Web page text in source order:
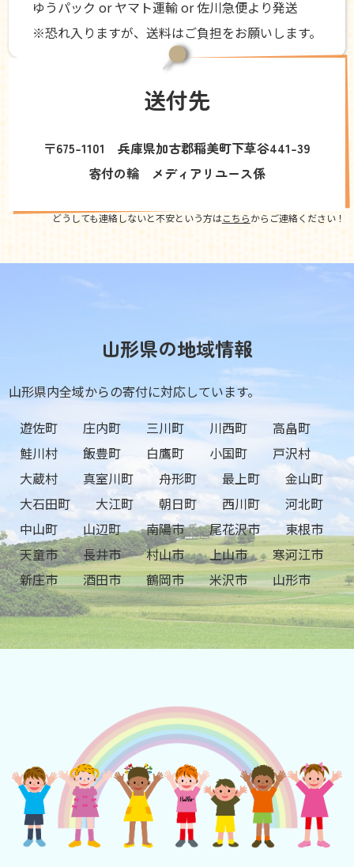
ゆうパック or ヤマト運輸 or 佐川急便より発送
※恐れ入りますが、送料はご負担をお願いします。
送付先
〒675-1101 兵庫県加古郡稲美町下草谷441-39
寄付の輪 メディアリユース係
どうしても連絡しないと不安という方はこちらからご連絡ください！
山形県の地域情報
山形県内全域からの寄付に対応しています。
遊佐町
庄内町 三川町 川西町
高畠町
鮭川村
飯豊町 白鷹町 小国町
戸沢村
大蔵村
真室川町 舟形町 最上町
金山町
大石田町
大江町 朝日町 西川町
河北町
中山町
山辺町 南陽市 尾花沢市
東根市
天童市
長井市 村山市 上山市
寒河江市
新庄市
酒田市 鶴岡市 米沢市 山形市